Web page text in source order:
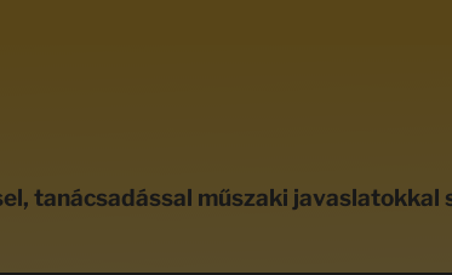
tanácsadással műszaki javaslatokkal